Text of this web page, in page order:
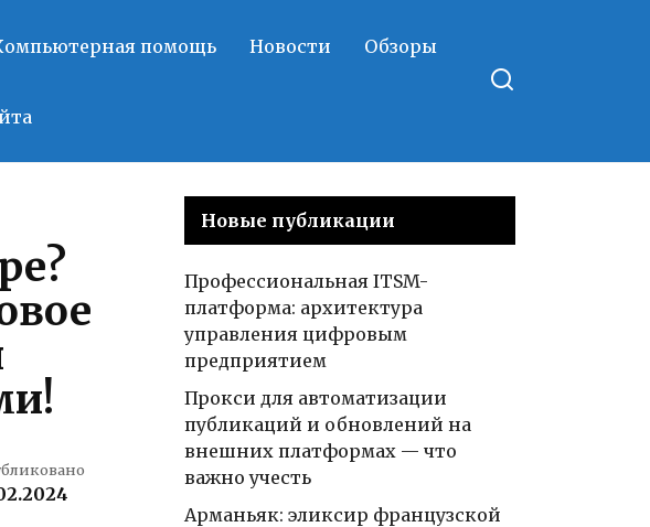
помощь Новости Обзоры
Новые публикации
Профессиональная ITSM-
платформа: архитектура
управления цифровым
предприятием
Прокси для автоматизации
публикаций и обновлений на
внешних платформах — что
важно учесть
Арманьяк: эликсир французской